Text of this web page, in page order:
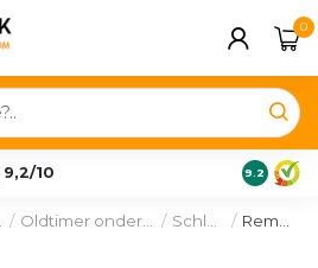
0
9,2/10 9.2
/ / /